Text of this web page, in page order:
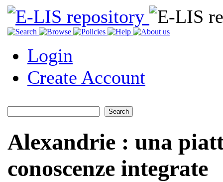
Login
Create Account
Alexandrie : una
conoscenze integrate